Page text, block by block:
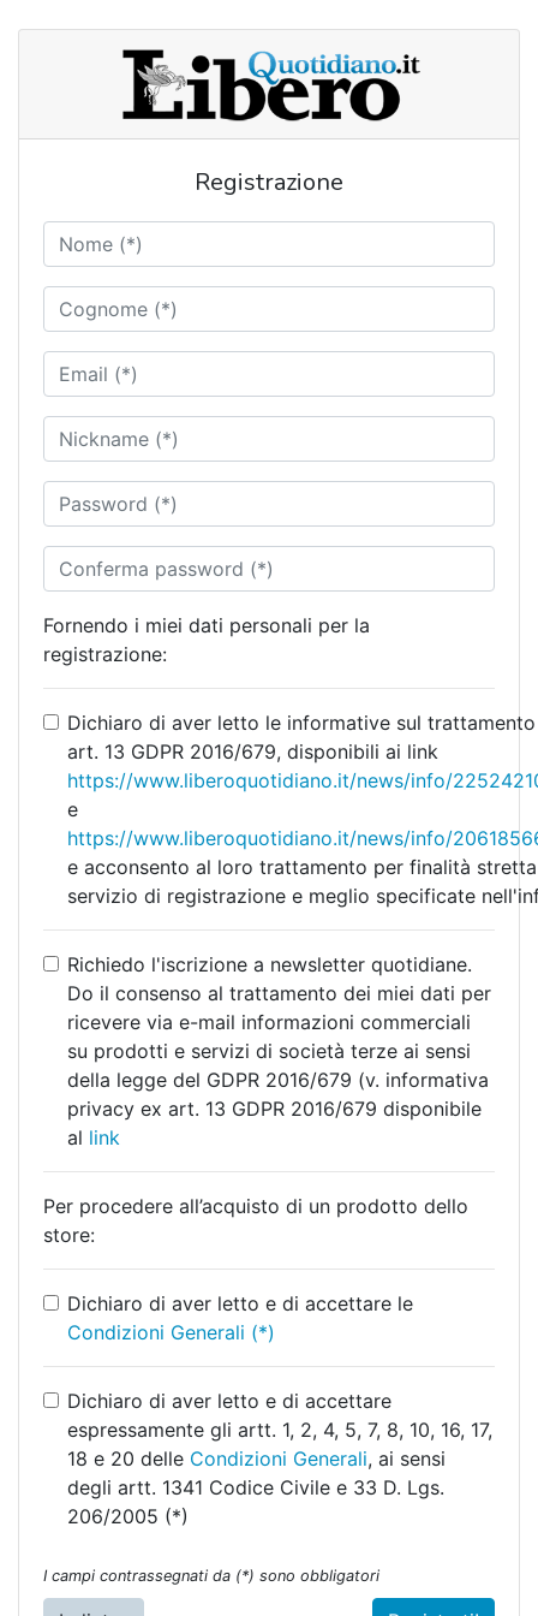
Registrazione
Fornendo i miei dati personali per la
registrazione:
Dichiaro di aver letto le informative sul
art. 13 GDPR 2016/679, disponibili ai link
https://www.liberoquotidiano.it/news/info/
e
https://www.liberoquotidiano.it/news/info/
e acconsento al loro trattamento per finalità
servizio di registrazione e meglio specificate
Richiedo l'iscrizione a newsletter quotidiane.
Do il consenso al trattamento dei miei dati per
ricevere via e-mail informazioni commerciali
su prodotti e servizi di società terze ai sensi
della legge del GDPR 2016/679 (v. informativa
privacy ex art. 13 GDPR 2016/679 disponibile
al link
Per procedere all’acquisto di un prodotto dello
store:
Dichiaro di aver letto e di accettare le
Condizioni Generali (*)
Dichiaro di aver letto e di accettare
espressamente gli artt. 1, 2, 4, 5, 7, 8, 10, 16, 17,
18 e 20 delle Condizioni Generali, ai sensi
degli artt. 1341 Codice Civile e 33 D. Lgs.
206/2005 (*)
I campi contrassegnati da (*) sono obbligatori